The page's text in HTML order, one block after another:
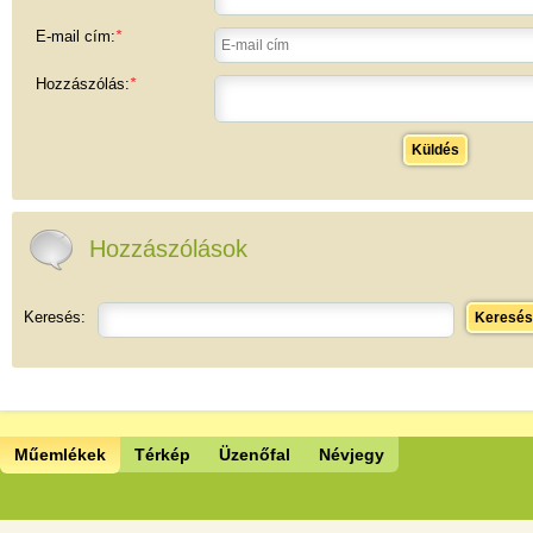
E-mail cím:*
Hozzászólás:*
Küldés
Hozzászólások
Keresés: Keresés
Műemlékek Térkép Üzenőfal Névjegy